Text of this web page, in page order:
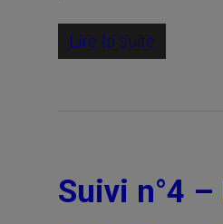
Lire la suite
Suivi n°4 –